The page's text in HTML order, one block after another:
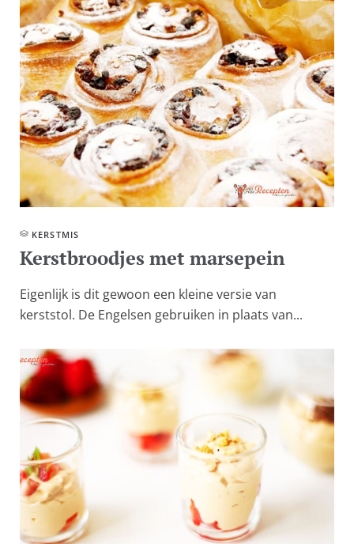
KERSTMIS
Kerstbroodjes met marsepein
Eigenlijk is dit gewoon een kleine versie van
kerststol. De Engelsen gebruiken in plaats van...